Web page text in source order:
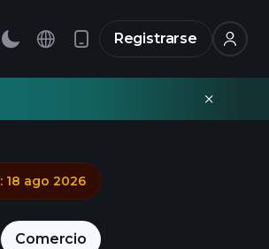
Registrarse
Comercio
: 18 ago 2026